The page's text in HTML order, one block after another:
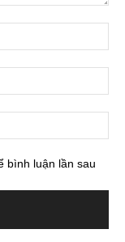
bình luận lần sau